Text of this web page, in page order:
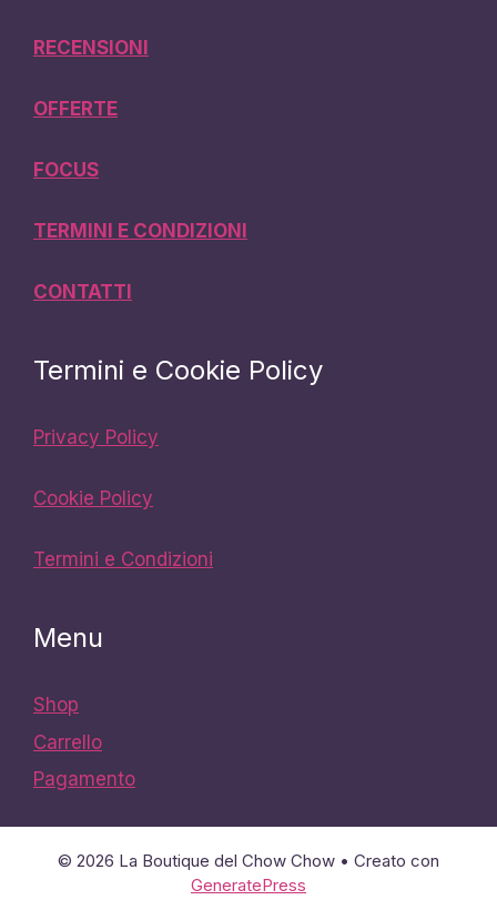
RECENSIONI
OFFERTE
FOCUS
TERMINI E CONDIZIONI
CONTATTI
Termini e Cookie Policy
Privacy Policy
Cookie Policy
Termini e Condizioni
Menu
Shop
Carrello
Pagamento
© 2026 La Boutique del Chow Chow • Creato con
GeneratePress